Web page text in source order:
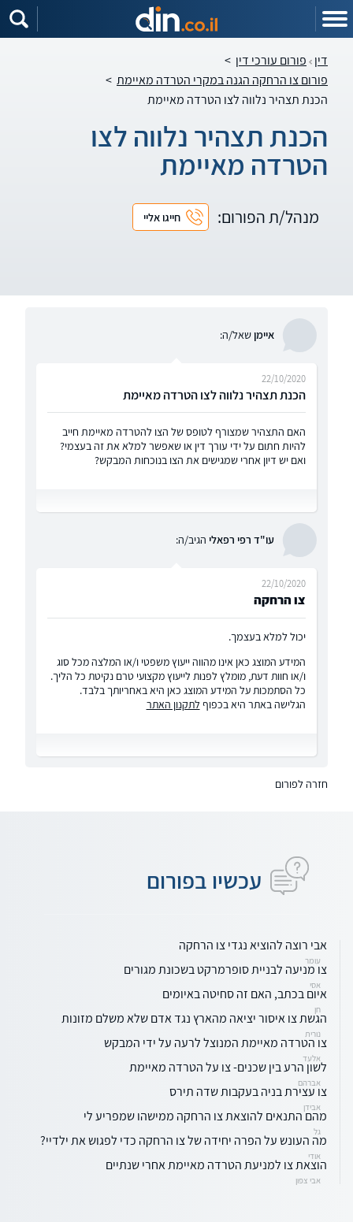
דין פורום עורכי דין >
פורום צו הרחקה הגנה במקרי הטרדה מאיימת >
הכנת תצהיר נלווה לצו הטרדה מאיימת
הכנת תצהיר נלווה לצו
הטרדה מאיימת
מנהל/ת הפורום: חייגו אליי
איימןשאל/ה:
הכנת תצהיר נלווה לצו הטרדה מאיימת
22/10/2020
האם התצהיר שמצורף לטופס של הצו להטרדה מאיימת חייב
להיות חתום על ידי עורך דין או שאפשר למלא את זה בעצמי?
ואם יש דיון אחרי שמגישים את הצו בנוכחות המבקש?
עו"ד רפי רפאלי הגיב/ה:
צו הרחקה
22/10/2020
יכול למלא בעצמך.
המידע המוצג כאן אינו מהווה ייעוץ משפטי ו/או המלצה מכל סוג
ו/או חוות דעת, מומלץ לפנות לייעוץ מקצועי טרם נקיטת כל הליך.
כל הסתמכות על המידע המוצג כאן היא באחריותך בלבד.
הגלישה באתר היא בכפוף לתקנון האתר
חזרה לפורום
עכשיו בפורום
אבי רוצה להוציא נגדי צו הרחקה
עומר
צו מניעה לבניית סופרמרקט בשכונת מגורים
אסי
איום בכתב, האם זה סחיטה באיומים
חן
הגשת צו איסור יציאה מהארץ נגד אדם שלא משלם מזונות
נורית
צו הטרדה מאיימת המנוצל לרעה על ידי המבקש
אלעד
לשון הרע בין שכנים- צו על הטרדה מאיימת
אברהם
צו עצירת בניה בעקבות שדה תירס
אבידן
מהם התנאים להוצאת צו הרחקה ממישהו שמפריע לי
גל
מה העונש על הפרה יחידה של צו הרחקה כדי לפגוש את ילדיי?
אודי
הוצאת צו למניעת הטרדה מאיימת אחרי שנתיים
אבי צפון